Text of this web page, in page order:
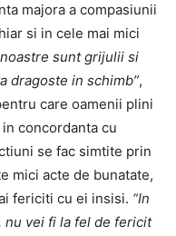
majora a compasiunii
si in cele mai mici
sunt grijulii si
dragoste in schimb”,
care oamenii plini
concordanta cu
se fac simtite prin
mici acte de bunatate,
fericiti cu ei insisi. “In
nu vei fi la fel de fericit